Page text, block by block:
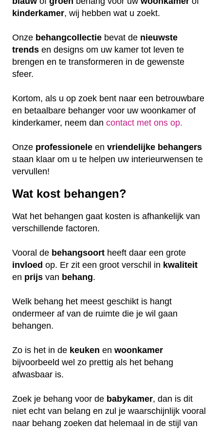
kinderkamer, wij hebben wat u zoekt.
Onze behangcollectie bevat de nieuwste
trends en designs om uw kamer tot leven te
brengen en te transformeren in de gewenste
sfeer.
Kortom, als u op zoek bent naar een betrouwbare
en betaalbare behanger voor uw woonkamer of
kinderkamer, neem dan contact met ons op.
Onze professionele en vriendelijke behangers
staan klaar om u te helpen uw interieurwensen te
vervullen!
Wat kost behangen?
Wat het behangen gaat kosten is afhankelijk van
verschillende factoren.
Vooral de behangsoort heeft daar een grote
invloed op. Er zit een groot verschil in kwaliteit
en prijs van behang.
Welk behang het meest geschikt is hangt
ondermeer af van de ruimte die je wil gaan
behangen.
Zo is het in de keuken en woonkamer
bijvoorbeeld wel zo prettig als het behang
afwasbaar is.
Zoek je behang voor de babykamer, dan is dit
niet echt van belang en zul je waarschijnlijk vooral
naar behang zoeken dat helemaal in de stijl van